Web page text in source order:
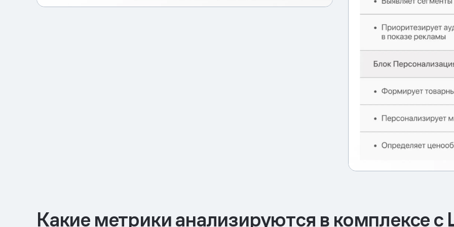
Какие метрики анализируются в комплексе с